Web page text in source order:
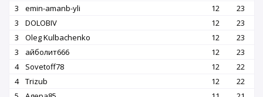
3
emin-amanb-yli 12
23
3
DOLOBIV 12
23
3
Oleg Kulbachenko 12
23
3
айболит666 12
23
4
Sovetoff78 12
22
4
Trizub 12
22